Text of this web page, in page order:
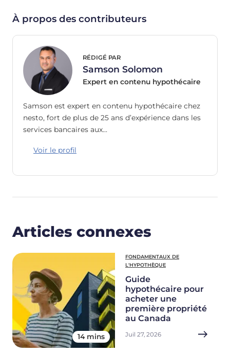
À propos des contributeurs
RÉDIGÉ PAR
Samson Solomon
Expert en contenu hypothécaire
Samson est expert en contenu hypothécaire chez
nesto, fort de plus de 25 ans d’expérience dans les
services bancaires aux…
Voir le profil
Articles connexes
14 mins
FONDAMENTAUX DE
L'HYPOTHÈQUE
Guide
hypothécaire pour
acheter une
première propriété
au Canada
Juil 27, 2026